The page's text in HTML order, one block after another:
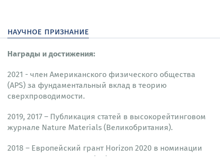
научное признание
Награды и достижения:
2021 - член Американского физического общества
(APS) за фундаментальный вклад в теорию
сверхпроводимости.
2019, 2017 – Публикация статей в высокорейтинговом
журнале Nature Materials (Великобритания).
2018 – Европейский грант Horizon 2020 в номинации